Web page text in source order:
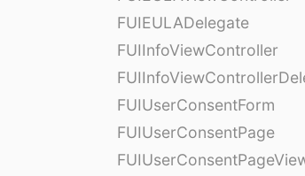
FUIEULADelegate
FUIInfoViewController
FUIUserConsentForm
FUIUserConsentPage